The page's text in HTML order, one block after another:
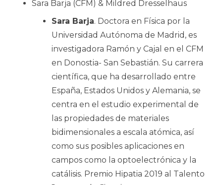
Sara Barja (CFM) & Mildred Dresselhaus
Sara Barja. Doctora en Física por la
Universidad Autónoma de Madrid, es
investigadora Ramón y Cajal en el CFM
en Donostia- San Sebastián. Su carrera
científica, que ha desarrollado entre
España, Estados Unidos y Alemania, se
centra en el estudio experimental de
las propiedades de materiales
bidimensionales a escala atómica, así
como sus posibles aplicaciones en
campos como la optoelectrónica y la
catálisis. Premio Hipatia 2019 al Talento